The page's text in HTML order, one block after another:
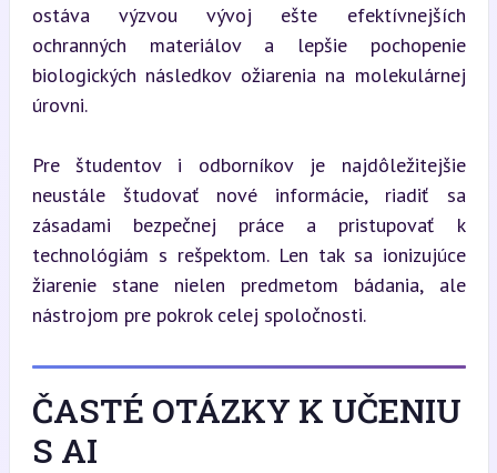
ostáva výzvou vývoj ešte efektívnejších
ochranných materiálov a lepšie pochopenie
biologických následkov ožiarenia na molekulárnej
úrovni.
Pre študentov i odborníkov je najdôležitejšie
neustále študovať nové informácie, riadiť sa
zásadami bezpečnej práce a pristupovať k
technológiám s rešpektom. Len tak sa ionizujúce
žiarenie stane nielen predmetom bádania, ale
nástrojom pre pokrok celej spoločnosti.
ČASTÉ OTÁZKY K UČENIU
S AI